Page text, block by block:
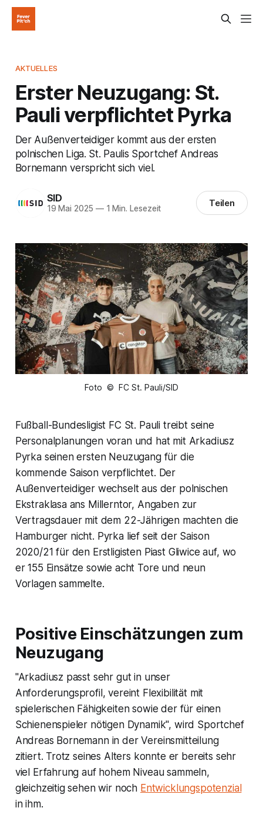
AKTUELLES
Erster Neuzugang: St.
Pauli verpflichtet Pyrka
Der Außenverteidiger kommt aus der ersten
polnischen Liga. St. Paulis Sportchef Andreas
Bornemann verspricht sich viel.
SID
19 Mai 2025 —1 Min. Lesezeit Teilen
Foto © FC St. Pauli/SID
Fußball-Bundesligist FC St. Pauli treibt seine
Personalplanungen voran und hat mit Arkadiusz
Pyrka seinen ersten Neuzugang für die
kommende Saison verpflichtet. Der
Außenverteidiger wechselt aus der polnischen
Ekstraklasa ans Millerntor, Angaben zur
Vertragsdauer mit dem 22-Jährigen machten die
Hamburger nicht. Pyrka lief seit der Saison
2020/21 für den Erstligisten Piast Gliwice auf, wo
er 155 Einsätze sowie acht Tore und neun
Vorlagen sammelte.
Positive Einschätzungen zum
Neuzugang
"Arkadiusz passt sehr gut in unser
Anforderungsprofil, vereint Flexibilität mit
spielerischen Fähigkeiten sowie der für einen
Schienenspieler nötigen Dynamik", wird Sportchef
Andreas Bornemann in der Vereinsmitteilung
zitiert. Trotz seines Alters konnte er bereits sehr
viel Erfahrung auf hohem Niveau sammeln,
gleichzeitig sehen wir noch Entwicklungspotenzial
in ihm.